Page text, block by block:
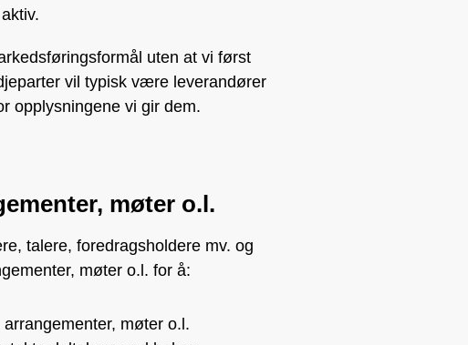
uten at vi først
vil typisk være leverandører
opplysningene vi gir dem.
møter o.l.
talere, foredragsholdere mv. og
møter o.l. for å:
møter o.l.